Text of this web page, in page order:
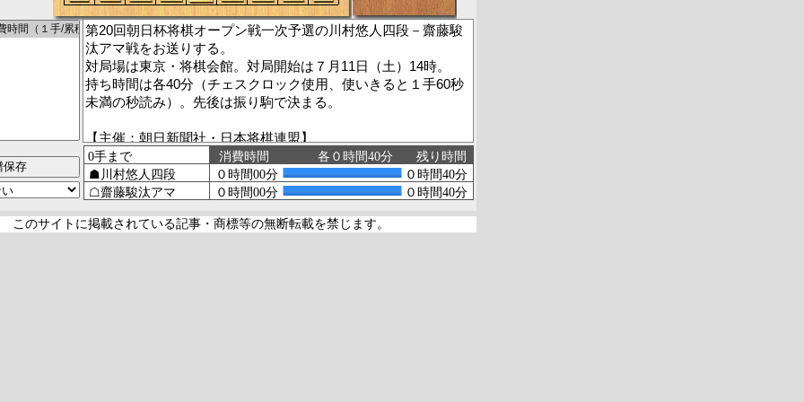
第20回朝日杯将棋オープン戦一次予選の川村悠人四段－齋藤駿
汰アマ戦をお送りする。
対局場は東京・将棋会館。対局開始は７月11日（土）14時。
持ち時間は各40分（チェスクロック使用、使いきると１手60秒
未満の秒読み）。先後は振り駒で決まる。
【主催：朝日新聞社・日本将棋連盟】
【特別協賛：三井住友トラストグループ】
【協賛：オカムラ】
保存
このサイトに掲載されている記事・商標等の無断転載を禁じます。